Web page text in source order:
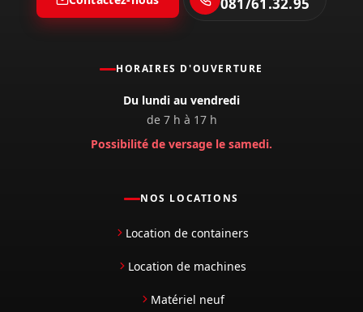
NOS LOCATIONS
Location de containers
Location de machines
Matériel neuf
HORAIRES D'OUVERTURE
Du lundi au vendredi
de 7 h à 17 h
Possibilité de versage le samedi.